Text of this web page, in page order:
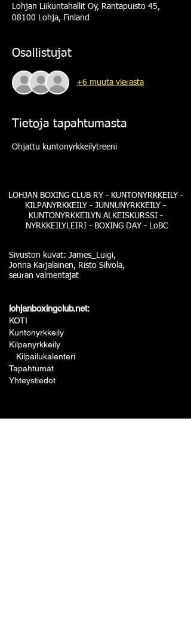
Lohjan Liikuntahallit Oy, Rantapuisto 45,
08100 Lohja, Finland
Osallistujat
+6 muuta vierasta
Tietoja tapahtumasta
Ohjattu kuntonyrkkeilytreeni
LOHJAN BOXING CLUB RY - KUNTONYRKKEILY -
KILPANYRKKEILY - JUNNUNYRKKEILY -
KUNTONYRKKEILYN ALKEISKURSSI -
NYRKKEILYLEIRI - BOXING DAY - LoBC
Sivuston kuvat: James_Luigi,
Jonna Karjalainen, Risto Silvola,
seuran valmentajat
lohjanboxingclub.net:
KOTI
Kuntonyrkkeily
Kilpanyrkkeily
Kilpailukalenteri
Tapahtumat
Yhteystiedot